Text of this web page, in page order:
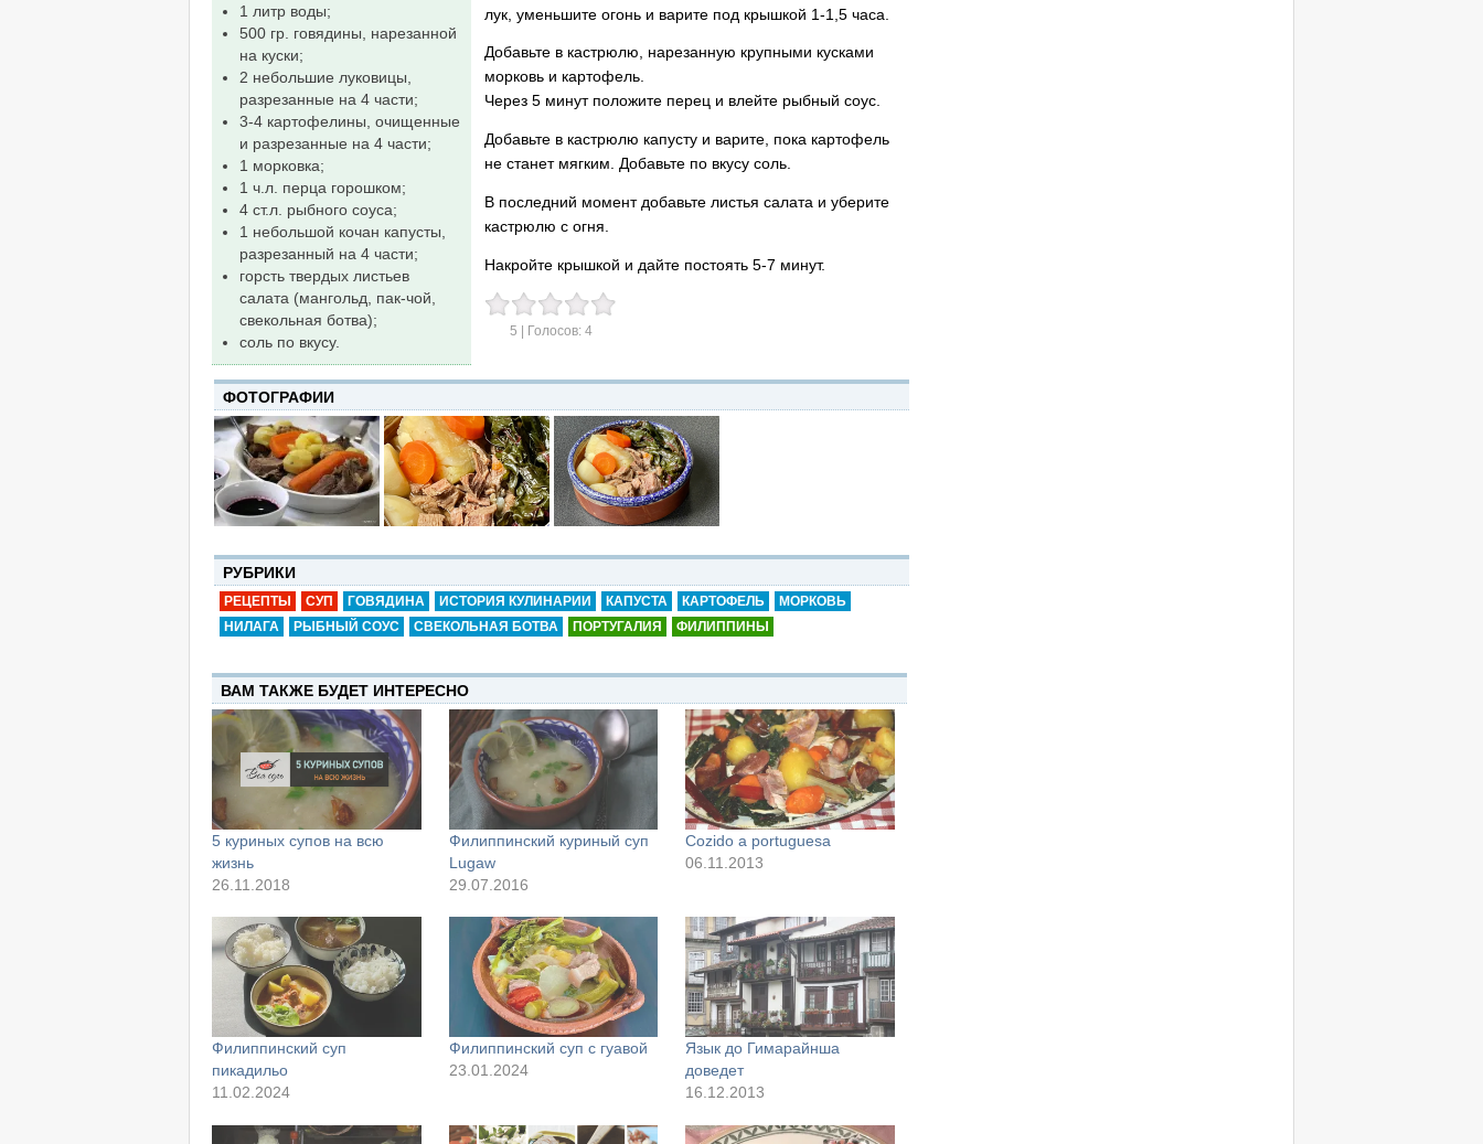
1 литр воды;
500 гр. говядины, нарезанной
на куски;
2 небольшие луковицы,
разрезанные на 4 части;
3-4 картофелины, очищенные
и разрезанные на 4 части;
1 морковка;
1 ч.л. перца горошком;
4 ст.л. рыбного соуса;
1 небольшой кочан капусты,
разрезанный на 4 части;
горсть твердых листьев
салата (мангольд, пак-чой,
свекольная ботва);
соль по вкусу.
лук, уменьшите огонь и варите под крышкой 1-1,5 часа.
Добавьте в кастрюлю, нарезанную крупными кусками
морковь и картофель.
Через 5 минут положите перец и влейте рыбный соус.
Добавьте в кастрюлю капусту и варите, пока картофель
не станет мягким. Добавьте по вкусу соль.
В последний момент добавьте листья салата и уберите
кастрюлю с огня.
Накройте крышкой и дайте постоять 5-7 минут.
5 | Голосов: 4
ФОТОГРАФИИ
РУБРИКИ
РЕЦЕПТЫ СУП ГОВЯДИНА ИСТОРИЯ КУЛИНАРИИ КАПУСТА КАРТОФЕЛЬ
МОРКОВЬ
НИЛАГА
РЫБНЫЙ СОУС СВЕКОЛЬНАЯ БОТВА ПОРТУГАЛИЯ ФИЛИППИНЫ
ВАМ ТАКЖЕ БУДЕТ ИНТЕРЕСНО
5 куриных супов на всю
жизнь
26.11.2018
Филиппинский куриный суп
Lugaw
29.07.2016
Cozido a portuguesa
06.11.2013
Филиппинский суп
пикадильо
11.02.2024
Филиппинский суп с гуавой
23.01.2024
Язык до Гимарайнша
доведет
16.12.2013